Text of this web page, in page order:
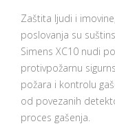
Zaštita ljudi i
poslovanja su
Simens XC10 nudi
protivpožarnu
požara i kontrolu
od povezanih
proces gašenja.